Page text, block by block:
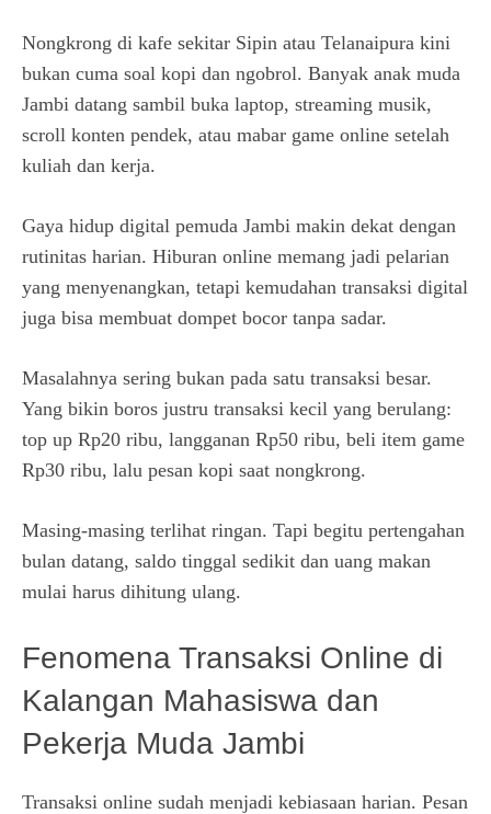
Nongkrong di kafe sekitar Sipin atau Telanaipura kini
bukan cuma soal kopi dan ngobrol. Banyak anak muda
Jambi datang sambil buka laptop, streaming musik,
scroll konten pendek, atau mabar game online setelah
kuliah dan kerja.
Gaya hidup digital pemuda Jambi makin dekat dengan
rutinitas harian. Hiburan online memang jadi pelarian
yang menyenangkan, tetapi kemudahan transaksi digital
juga bisa membuat dompet bocor tanpa sadar.
Masalahnya sering bukan pada satu transaksi besar.
Yang bikin boros justru transaksi kecil yang berulang:
top up Rp20 ribu, langganan Rp50 ribu, beli item game
Rp30 ribu, lalu pesan kopi saat nongkrong.
Masing-masing terlihat ringan. Tapi begitu pertengahan
bulan datang, saldo tinggal sedikit dan uang makan
mulai harus dihitung ulang.
Fenomena Transaksi Online di
Kalangan Mahasiswa dan
Pekerja Muda Jambi
Transaksi online sudah menjadi kebiasaan harian. Pesan